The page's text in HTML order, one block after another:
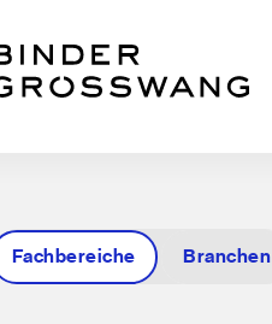
Fachbereiche Branchen